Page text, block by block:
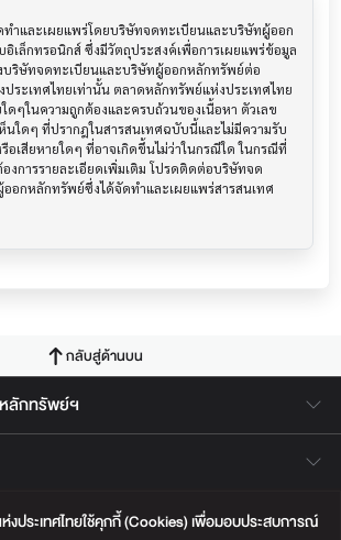
ประเทศไทยใช้คุกกี้ (Cookies) เพื่อมอบประสบการณ์
ำและเผยแพร่โดยบริษัทจดทะเบียนและบริษัทผู้ออก
เล็กทรอนิกส์ ซึ่งมีวัตถุประสงค์เพื่อการเผยแพร่ข้อมูล
บริษัทจดทะเบียนและบริษัทผู้ออกหลักทรัพย์ต่อ
ระเทศไทยเท่านั้น ตลาดหลักทรัพย์แห่งประเทศไทย
ดๆในความถูกต้องและครบถ้วนของเนื้อหา ตัวเลข
นใดๆ ที่ปรากฎในสารสนเทศฉบับนี้และไม่มีความรับ
อเสียหายใดๆ ที่อาจเกิดขึ้นไม่ว่าในกรณีใด ในกรณีที่
งการรายละเอียดเพิ่มเติม โปรดติดต่อบริษัทจด
อกหลักทรัพย์ซึ่งได้จัดทำและเผยแพร่สารสนเทศ
กลับสู่ด้านบน
ลักทรัพย์ฯ